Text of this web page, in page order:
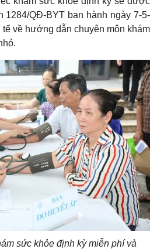
1284/QĐ-BYT ban hành ngày 7-5-
về hướng dẫn chuyên môn khám
sức khỏe định kỳ miễn phí và